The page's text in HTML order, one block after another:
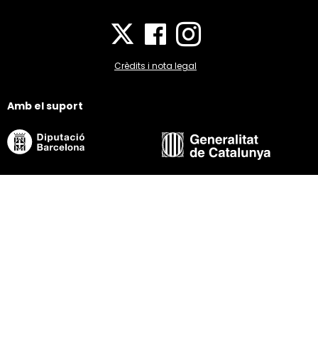
Crèdits i nota legal
Amb el suport